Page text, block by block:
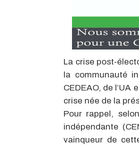
La crise post-
la communauté
CEDEAO, de l’UA
crise née de la
Pour rappel,
indépendante
vainqueur de